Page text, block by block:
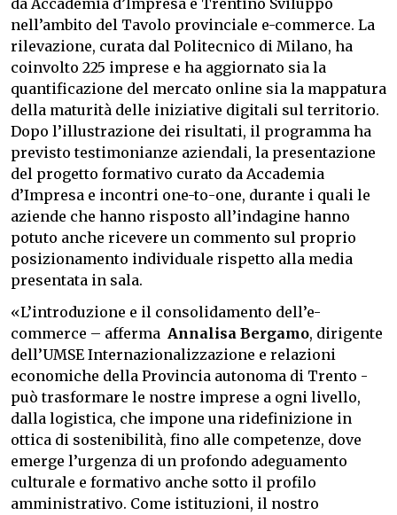
da Accademia d’Impresa e Trentino Sviluppo
nell’ambito del Tavolo provinciale e-commerce. La
rilevazione, curata dal Politecnico di Milano, ha
coinvolto 225 imprese e ha aggiornato sia la
quantificazione del mercato online sia la mappatura
della maturità delle iniziative digitali sul territorio.
Dopo l’illustrazione dei risultati, il programma ha
previsto testimonianze aziendali, la presentazione
del progetto formativo curato da Accademia
d’Impresa e incontri one-to-one, durante i quali le
aziende che hanno risposto all’indagine hanno
potuto anche ricevere un commento sul proprio
posizionamento individuale rispetto alla media
presentata in sala.
«L’introduzione e il consolidamento dell’e-
commerce – afferma Annalisa Bergamo, dirigente
dell’UMSE Internazionalizzazione e relazioni
economiche della Provincia autonoma di Trento -
può trasformare le nostre imprese a ogni livello,
dalla logistica, che impone una ridefinizione in
ottica di sostenibilità, fino alle competenze, dove
emerge l’urgenza di un profondo adeguamento
culturale e formativo anche sotto il profilo
amministrativo. Come istituzioni, il nostro